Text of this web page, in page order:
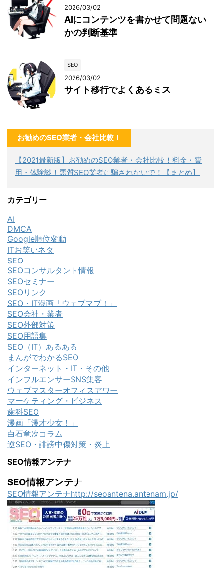
2026/03/02
AIにコンテンツを書かせて問題ない
かの判断基準
SEO
2026/03/02
サイト移行でよくあるミス
お勧めのSEO業者・会社比較！
【2021最新版】お勧めのSEO業者・会社比較！料金・費
用・体験談！悪質SEO業者に騙されないで！【まとめ】
カテゴリー
AI
DMCA
Google順位変動
ITお笑いネタ
SEO
SEOコンサルタント情報
SEOセミナー
SEOリンク
SEO・IT漫画「ウェブマブ！」
SEO会社・業者
SEO外部対策
SEO用語集
SEO（IT）あるある
まんがでわかるSEO
インターネット・IT・その他
インフルエンサーSNS集客
ウェブマスターオフィスアワー
マーケティング・ビジネス
歯科SEO
漫画「漫才少女！」
白石竜次コラム
逆SEO・誹謗中傷対策・炎上
SEO情報アンテナ
SEO情報アンテナ
SEO情報アンテナhttp://seoantena.antenam.jp/